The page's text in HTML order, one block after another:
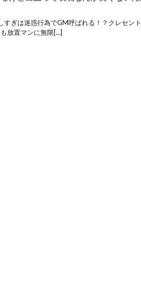
すぎは迷惑行為でGM呼ばれる！？クレセン
放置マンに無限[…]